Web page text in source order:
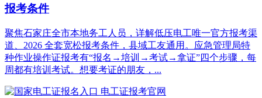
报考条件
聚焦石家庄全市本地务工人员，详解低压电工唯一官方报考渠
道、2026 全套宽松报考条件，县域工友通用。应急管理局特
种作业操作证报考有“报名→培训→考试→拿证”四个步骤，每
周都有培训考试。想要考证的朋友，...